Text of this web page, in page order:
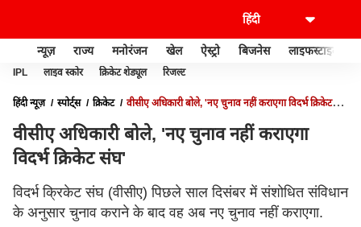
न्यूज़ राज्य मनोरंजन खेल ऐस्ट्रो बिजनेस लाइफस्टाइल
IPL लाइव स्कोर क्रिकेट शेड्यूल रिजल्ट
हिंदी न्यूज़ स्पोर्ट्स क्रिकेट
वीसीए अधिकारी बोले, 'नए चुनाव नहीं कराएगा विदर्भ क्रिकेट
वीसीए अधिकारी बोले, 'नए चुनाव नहीं कराएगा
विदर्भ क्रिकेट संघ'
विदर्भ क्रिकेट संघ (वीसीए) पिछले साल दिसंबर में संशोधित संविधान
के अनुसार चुनाव कराने के बाद वह अब नए चुनाव नहीं कराएगा.